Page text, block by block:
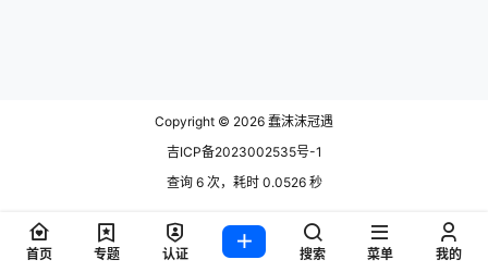
Copyright © 2026 蠢沫沫冠遇
吉ICP备2023002535号-1
查询 6 次，耗时 0.0526 秒
首页 专题 认证 搜索 菜单 我的